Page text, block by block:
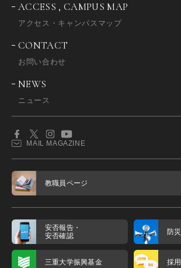
ACCESS , CAMPUS MAP
アクセス・キャンパスマップ
CONTACT
お問い合わせ
NEWS
ニュース
MAIL MAGAZINE
教職員ページ
安否報告・
安否確認
防
三重大学振興基金 採